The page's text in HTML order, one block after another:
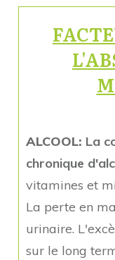
ALCOOL: La
chronique
vitamines et
La perte en
urinaire.
sur le long